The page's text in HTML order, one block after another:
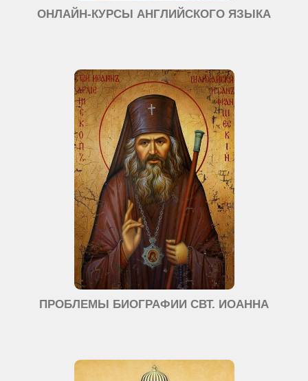
ОНЛАЙН-КУРСЫ АНГЛИЙСКОГО ЯЗЫКА
ПРОБЛЕМЫ БИОГРАФИИ СВТ. ИОАННА